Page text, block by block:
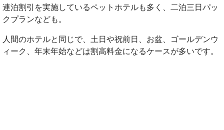
連泊割引を実施しているペットホテルも多く、二泊三日パッ
クプランなども。
人間のホテルと同じで、土日や祝前日、お盆、ゴールデンウ
ィーク、年末年始などは割高料金になるケースが多いです。